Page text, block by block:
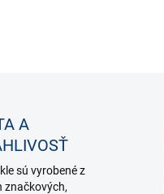
A
sú vyrobené z
značkových,